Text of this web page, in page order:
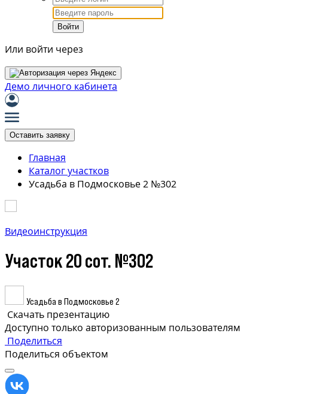
Войти
Или войти через
Демо личного кабинета
Оставить заявку
Главная
Каталог участков
Усадьба в Подмосковье 2 №302
Видеоинструкция
Участок 20 сот. №302
Усадьба в Подмосковье 2
Скачать презентацию
Доступно только авторизованным пользователям
Поделиться
Поделиться объектом